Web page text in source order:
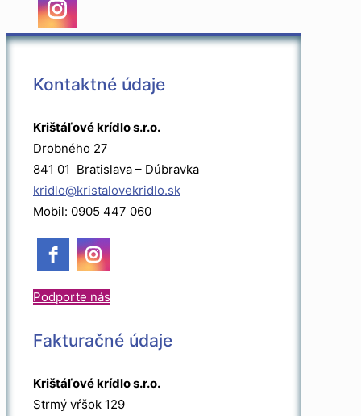
Kontaktné údaje
Krištáľové krídlo s.r.o.
Drobného 27
841 01 Bratislava – Dúbravka
kridlo@kristalovekridlo.sk
Mobil: 0905 447 060
Podporte nás
Fakturačné údaje
Krištáľové krídlo s.r.o.
Strmý vŕšok 129